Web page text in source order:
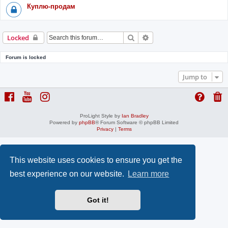
This website uses cookies to ensure you get the
best experience on our website.
Learn more
Got it!
Куплю-продам
Locked Search
Forum is locked
Jump to
ProLight Style by Ian Bradley
Powered by phpBB® Forum Software © phpBB Limited
Privacy| Terms